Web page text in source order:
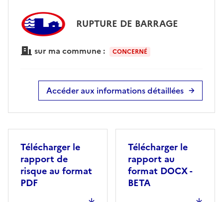
RUPTURE DE BARRAGE
sur ma commune : CONCERNÉ
Accéder aux informations détaillées
Télécharger le
rapport de
risque au format
PDF
Télécharger le
rapport au
format DOCX -
BETA